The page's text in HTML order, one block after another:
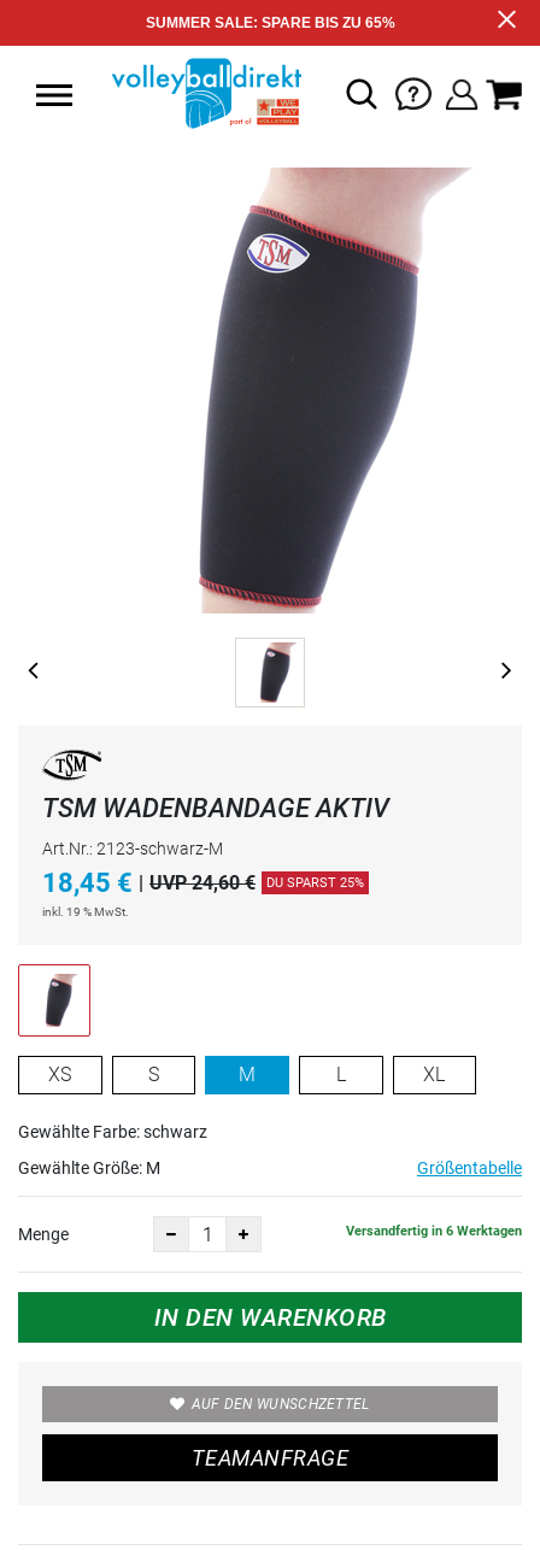
SUMMER SALE: SPARE BIS ZU 65%
TSM WADENBANDAGE AKTIV
Art.Nr.: 2123-schwarz-M
18,45 € | UVP 24,60 € DU SPARST 25%
inkl. 19 % MwSt.
XS S M L XL
Gewählte Farbe: schwarz
Gewählte Größe: M Größentabelle
Menge Versandfertig in 6 Werktagen
IN DEN WARENKORB
AUF DEN WUNSCHZETTEL
TEAMANFRAGE